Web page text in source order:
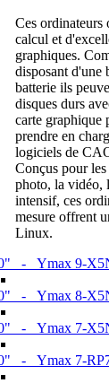
Ces ordinateurs
calcul et
graphiques.
disposant d'une
batterie ils
disques durs
carte graphique
prendre en
logiciels de
Conçus pour
photo, la vidéo,
intensif, ces
mesure offrent
Linux.
- Ymax 9-
- Ymax 8-
- Ymax 7-
- Ymax 7-